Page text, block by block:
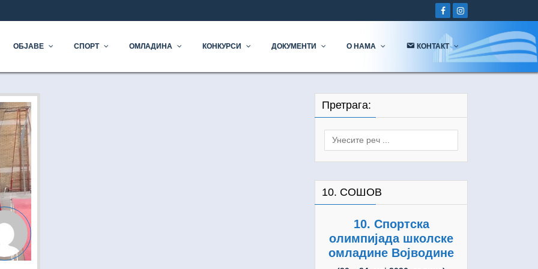
ОБЈАВЕ СПОРТ ОМЛАДИНА КОНКУРСИ ДОКУМЕНТИ О НАМА КОНТАКТ
Претрага:
Search
10. СОШОВ
10. Спортска
олимпијада школске
омладине Војводине